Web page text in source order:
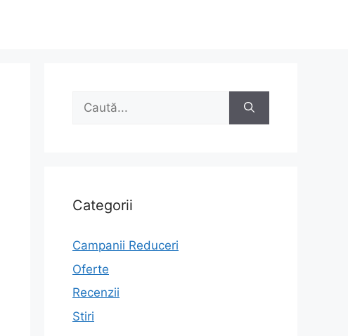
Caută
Categorii
Campanii Reduceri
Oferte
Recenzii
Stiri